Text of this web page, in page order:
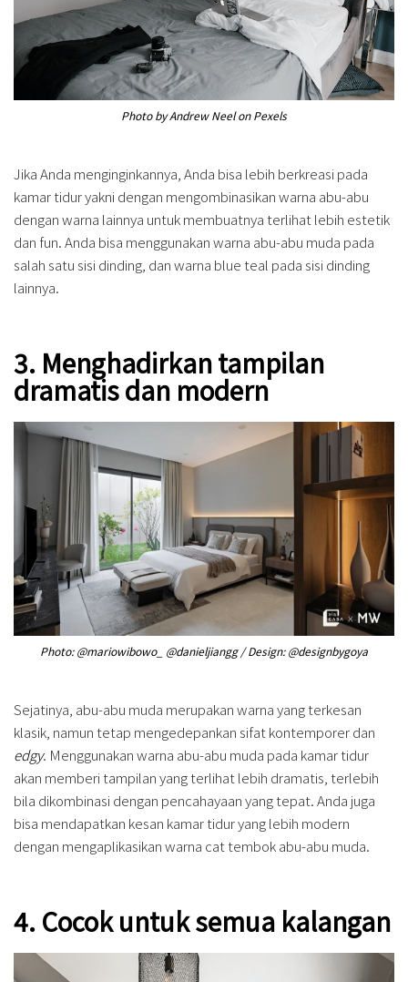
Photo by Andrew Neel on Pexels
Jika Anda menginginkannya, Anda bisa lebih berkreasi pada
kamar tidur yakni dengan mengombinasikan warna abu-abu
dengan warna lainnya untuk membuatnya terlihat lebih estetik
dan fun. Anda bisa menggunakan warna abu-abu muda pada
salah satu sisi dinding, dan warna blue teal pada sisi dinding
lainnya.
3. Menghadirkan tampilan
dramatis dan modern
Photo: @mariowibowo_ @danieljiangg / Design: @designbygoya
Sejatinya, abu-abu muda merupakan warna yang terkesan
klasik, namun tetap mengedepankan sifat kontemporer dan
edgy. Menggunakan warna abu-abu muda pada kamar tidur
akan memberi tampilan yang terlihat lebih dramatis, terlebih
bila dikombinasi dengan pencahayaan yang tepat. Anda juga
bisa mendapatkan kesan kamar tidur yang lebih modern
dengan mengaplikasikan warna cat tembok abu-abu muda.
4. Cocok untuk semua kalangan